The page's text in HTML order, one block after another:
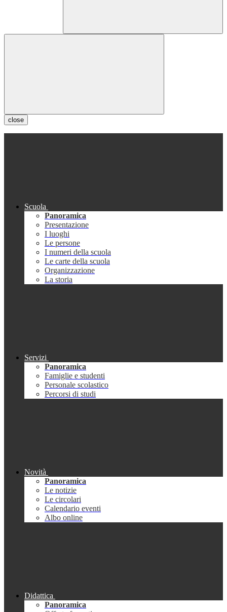
close
Scuola
Panoramica
Presentazione
I luoghi
Le persone
I numeri della scuola
Le carte della scuola
Organizzazione
La storia
Servizi
Panoramica
Famiglie e studenti
Personale scolastico
Percorsi di studi
Novità
Panoramica
Le notizie
Le circolari
Calendario eventi
Albo online
Didattica
Panoramica